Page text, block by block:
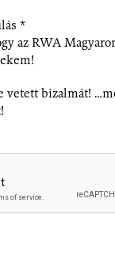
*
az RWA
vetett bizalmát!